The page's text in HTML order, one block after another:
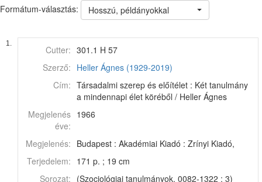
Formátum-választás: Hosszú, példányokkal
1.
Cutter: 301.1 H 57
Szerző: Heller Ágnes (1929-2019)
Cím: Társadalmi szerep és előítélet : Két tanulmány
a mindennapi élet köréből / Heller Ágnes
Megjelenés
éve:
1966
Megjelenés: Budapest : Akadémiai Kiadó : Zrínyi Kiadó,
Terjedelem: 171 p. ; 19 cm
Sorozat: (Szociológiai tanulmányok, 0082-1322 ; 3)